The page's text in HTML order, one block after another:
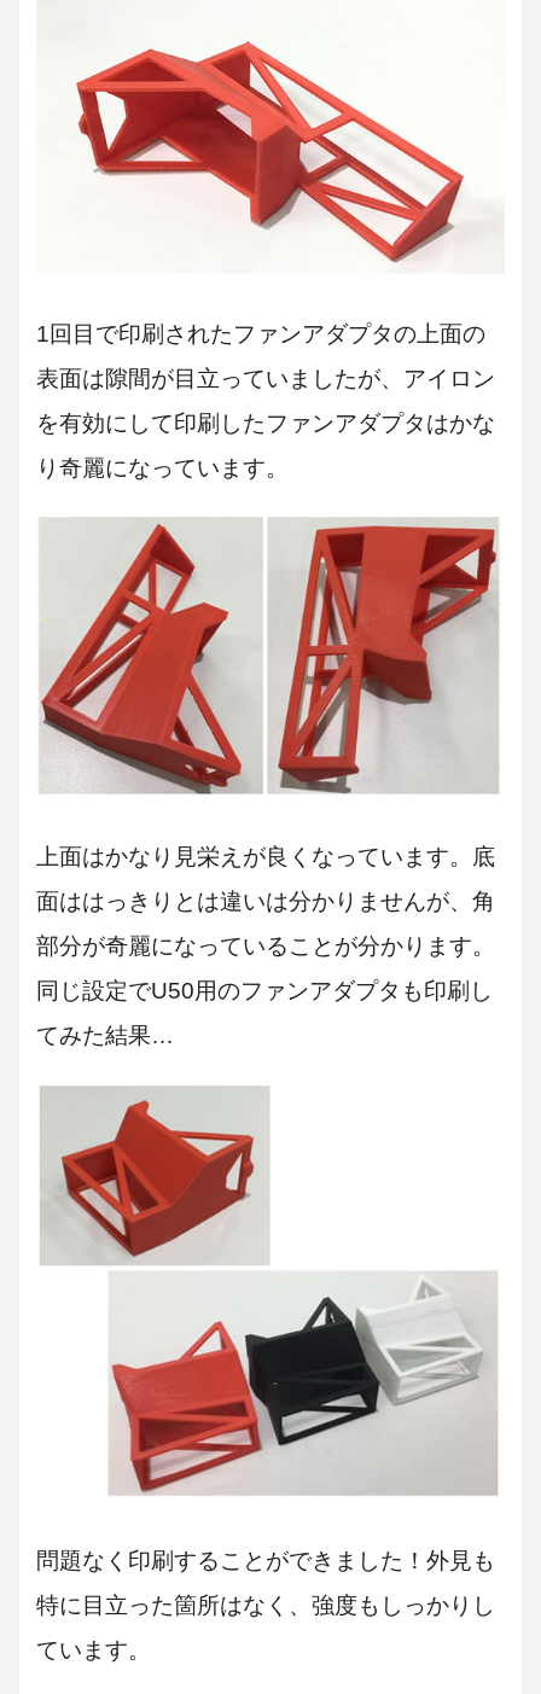
1回目で印刷されたファンアダプタの上面の
表面は隙間が目立っていましたが、アイロン
を有効にして印刷したファンアダプタはかな
り奇麗になっています。
上面はかなり見栄えが良くなっています。底
面ははっきりとは違いは分かりませんが、角
部分が奇麗になっていることが分かります。
同じ設定でU50用のファンアダプタも印刷し
てみた結果…
問題なく印刷することができました！外見も
特に目立った箇所はなく、強度もしっかりし
ています。